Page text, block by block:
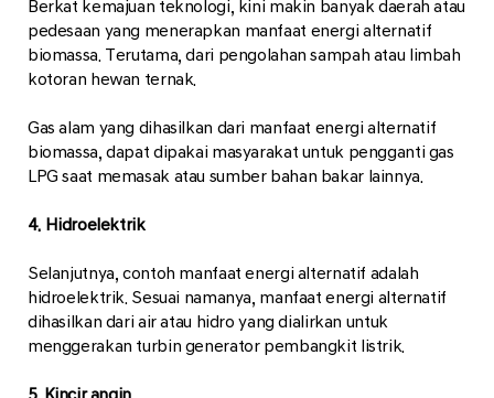
Berkat kemajuan teknologi, kini makin banyak daerah atau
pedesaan yang menerapkan manfaat energi alternatif
biomassa. Terutama, dari pengolahan sampah atau limbah
kotoran hewan ternak.
Gas alam yang dihasilkan dari manfaat energi alternatif
biomassa, dapat dipakai masyarakat untuk pengganti gas
LPG saat memasak atau sumber bahan bakar lainnya.
4. Hidroelektrik
Selanjutnya, contoh manfaat energi alternatif adalah
hidroelektrik. Sesuai namanya, manfaat energi alternatif
dihasilkan dari air atau hidro yang dialirkan untuk
menggerakan turbin generator pembangkit listrik.
5. Kincir angin